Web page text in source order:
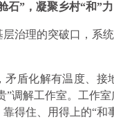
石”，凝聚乡村“和”力
治理的突破口，系
矛盾化解有温度、
”调解工作室。工作
得住、用得上的“